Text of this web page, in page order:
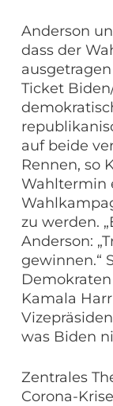
Anderson
dass der
Ticket
auf beide
Rennen, so
Wahltermin
zu werden.
Anderson:
gewinnen.“
Kamala
was Biden
Zentrales
Corona-